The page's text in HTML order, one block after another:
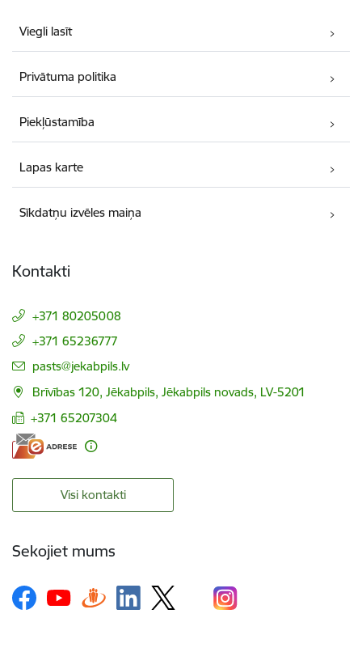
Viegli lasīt
Privātuma politika
Piekļūstamība
Lapas karte
Sīkdatņu izvēles maiņa
Kontakti
+371 80205008
+371 65236777
E-pasts:
pasts@jekabpils.lv
Brīvības 120, Jēkabpils, Jēkabpils novads, LV-5201
+371 65207304
Visi kontakti
Sekojiet mums